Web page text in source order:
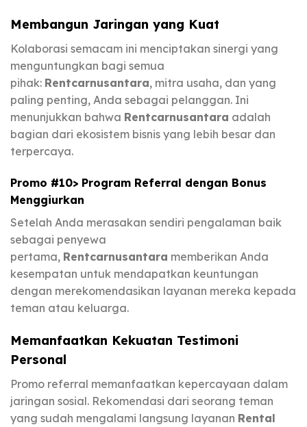
Membangun Jaringan yang Kuat
Kolaborasi semacam ini menciptakan sinergi yang
menguntungkan bagi semua
pihak: Rentcarnusantara, mitra usaha, dan yang
paling penting, Anda sebagai pelanggan. Ini
menunjukkan bahwa Rentcarnusantara adalah
bagian dari ekosistem bisnis yang lebih besar dan
terpercaya.
Promo #10> Program Referral dengan Bonus
Menggiurkan
Setelah Anda merasakan sendiri pengalaman baik
sebagai penyewa
pertama, Rentcarnusantara memberikan Anda
kesempatan untuk mendapatkan keuntungan
dengan merekomendasikan layanan mereka kepada
teman atau keluarga.
Memanfaatkan Kekuatan Testimoni
Personal
Promo referral memanfaatkan kepercayaan dalam
jaringan sosial. Rekomendasi dari seorang teman
yang sudah mengalami langsung layanan Rental